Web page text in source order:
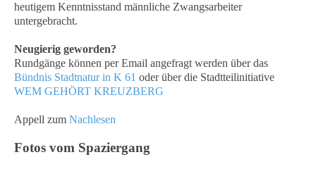
heutigem Kenntnisstand männliche Zwangsarbeiter
untergebracht.
Neugierig geworden?
Rundgänge können per Email angefragt werden über das
Bündnis Stadtnatur in K 61 oder über die Stadtteilinitiative
WEM GEHÖRT KREUZBERG
Appell zum Nachlesen
Fotos vom Spaziergang